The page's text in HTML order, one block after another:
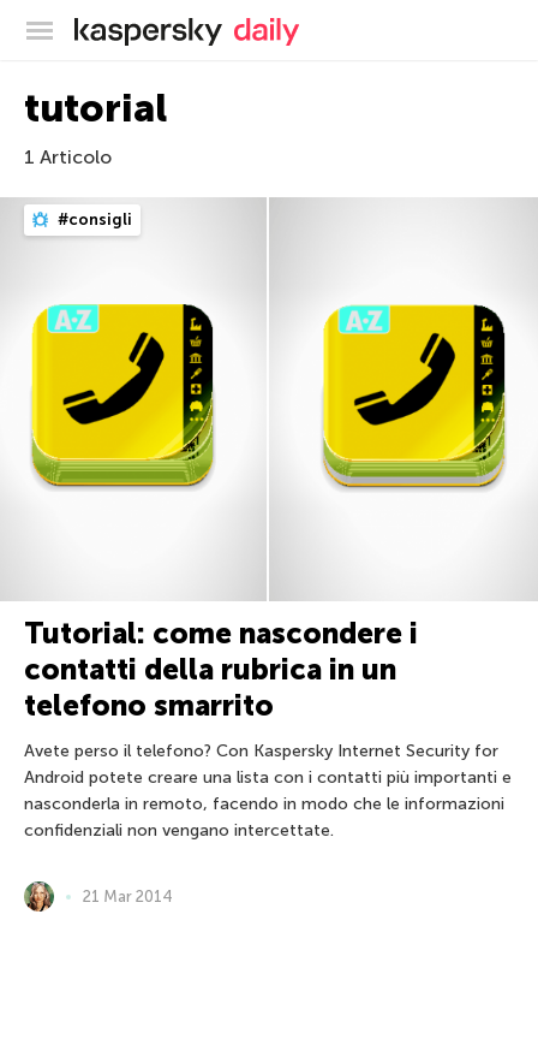
Blog ufficiale di Kaspersky
tutorial
1 Articolo
#consigli
Tutorial: come nascondere i
contatti della rubrica in un
telefono smarrito
Avete perso il telefono? Con Kaspersky Internet Security for
Android potete creare una lista con i contatti più importanti e
nasconderla in remoto, facendo in modo che le informazioni
confidenziali non vengano intercettate.
21 Mar 2014